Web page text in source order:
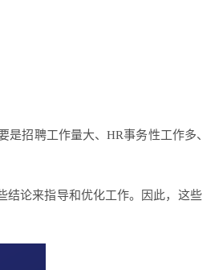
招聘工作量大、HR事务性工作多、
结论来指导和优化工作。因此，这些